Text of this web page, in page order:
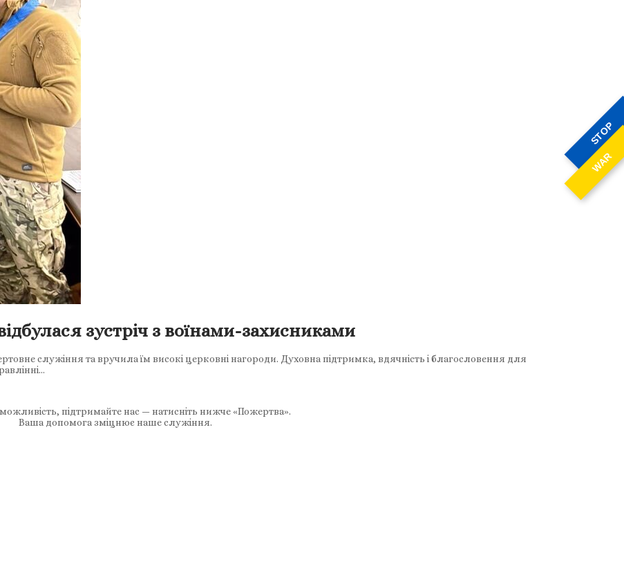
STOP
WAR
зустріч з воїнами-захисниками
служіння та вручила їм високі церковні нагороди. Духовна підтримка, вдячність і благословення для
підтримайте нас — натисніть нижче «Пожертва».
Ваша допомога зміцнює наше служіння.